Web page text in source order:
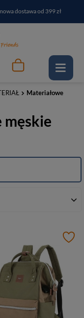
dostawa od 399 zł
i odbierz RABAT
Materiałowe
męskie